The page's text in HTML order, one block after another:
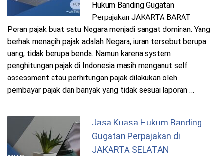
Hukum Banding Gugatan
Perpajakan JAKARTA BARAT
Peran pajak buat satu Negara menjadi sangat dominan. Yang
berhak menagih pajak adalah Negara, iuran tersebut berupa
uang, tidak berupa benda. Namun karena system
penghitungan pajak di Indonesia masih menganut self
assessment atau perhitungan pajak dilakukan oleh
pembayar pajak dan banyak yang tidak sesuai laporan …
Jasa Kuasa Hukum Banding
Gugatan Perpajakan di
JAKARTA SELATAN